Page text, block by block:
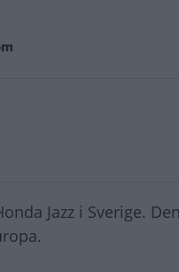
Jazz i Sverige.